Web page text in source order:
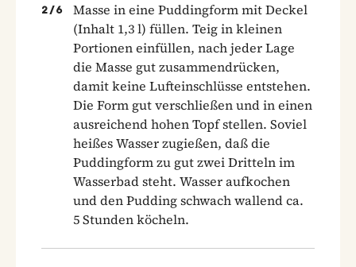
2 /6
Masse in eine Puddingform mit Deckel
(Inhalt 1,3 l) füllen. Teig in kleinen
Portionen einfüllen, nach jeder Lage
die Masse gut zusammendrücken,
damit keine Lufteinschlüsse entstehen.
Die Form gut verschließen und in einen
ausreichend hohen Topf stellen. Soviel
heißes Wasser zugießen, daß die
Puddingform zu gut zwei Dritteln im
Wasserbad steht. Wasser aufkochen
und den Pudding schwach wallend ca.
5 Stunden köcheln.